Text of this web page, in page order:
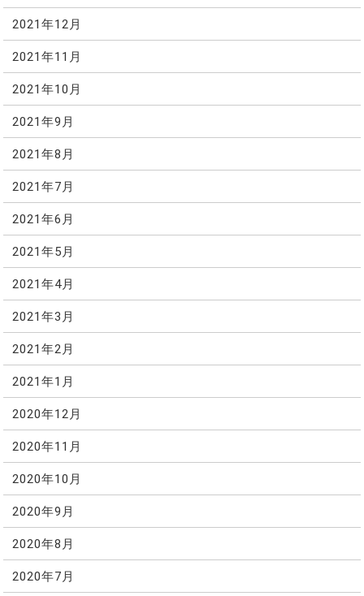
2021年12月
2021年11月
2021年10月
2021年9月
2021年8月
2021年7月
2021年6月
2021年5月
2021年4月
2021年3月
2021年2月
2021年1月
2020年12月
2020年11月
2020年10月
2020年9月
2020年8月
2020年7月